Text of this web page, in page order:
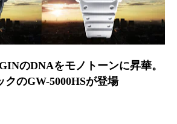
のDNAをモノトーンに昇華。
クのGW-5000HSが登場